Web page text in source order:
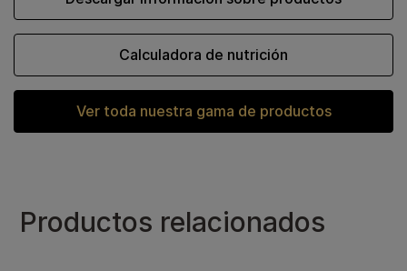
Ver toda nuestra gama de productos
Calculadora de nutrición
Productos relacionados